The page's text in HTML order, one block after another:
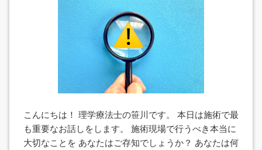
こんにちは！ 理学療法士の笹川です。 本日は施術で最
も重要なお話しをします。 施術現場で行うべき本当に
大切なことを あなたはご存知でしょうか？ あなたは何